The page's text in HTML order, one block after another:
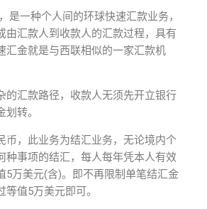
是一种个人间的环球快速汇款业务，
由汇款人到收款人的汇款过程，具有
汇金就是与西联相似的一家汇款机
的汇款路径，收款人无须先开立银行
转。
币，此业务为结汇业务，无论境内个
种事项的结汇，每人每年凭本人有效
5万美元(含)。即不再限制单笔结汇金
值5万美元即可。